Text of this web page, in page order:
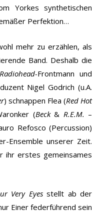
Yorkes synthetischen
Perfektion…
mehr zu erzählen, als
Band. Deshalb die
Radiohead-Frontmann und
Nigel Godrich (u.A.
) schnappen Flea (Red Hot
(Beck& R.E.M. –
Refosco (Percussion)
Ensemble unserer Zeit.
ihr erstes gemeinsames
Very Eyesstellt ab der
Einer federführend sein